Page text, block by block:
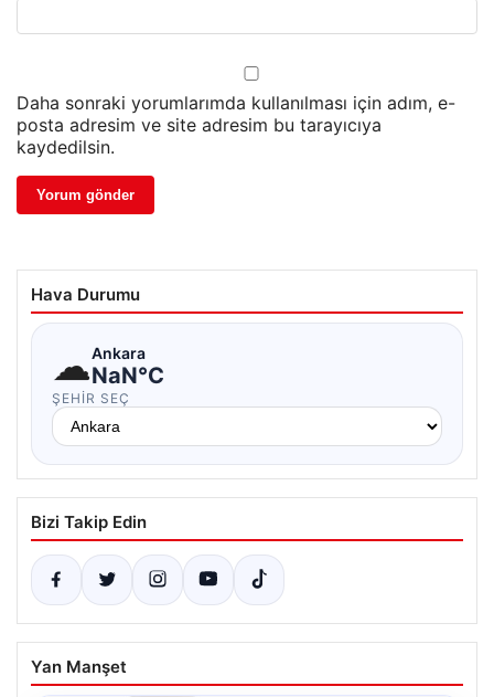
Daha sonraki yorumlarımda kullanılması için adım, e-
posta adresim ve site adresim bu tarayıcıya
kaydedilsin.
Hava Durumu
☁Ankara
NaN°C
ŞEHIR SEÇ
Bizi Takip Edin
Yan Manşet